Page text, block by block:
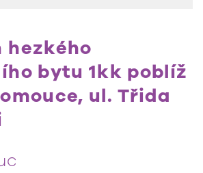
hezkého
bytu 1kk poblíž
ul. Třida